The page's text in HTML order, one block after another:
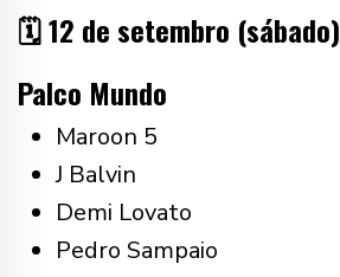
🗓️ 12 de setembro (sábado)
Palco Mundo
Maroon 5
J Balvin
Demi Lovato
Pedro Sampaio